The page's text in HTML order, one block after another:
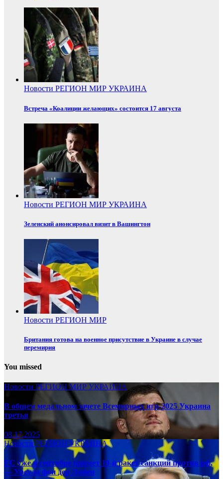
Новости РЕГИОН МИР УКРАИНА
Встреча «Коалиции желающих» состоится 17 августа
Новости РЕГИОН МИР УКРАИНА
Зеленский анонсировал визит в Вашингтон
Новости РЕГИОН МИР
Британия готова на военное присутствие в Украине в случае
перемирия
You missed
Новости РЕГИОНМИР УКРАИНА
В общем медальном зачете Всемирных игр-2025 Украина
третья
08.17.2025
НовостиРЕГИОНУКРАИНА
ЕС уже в сентябре примет 19-й ракет санкций против рф,
— Урсула фон дер Ляйен